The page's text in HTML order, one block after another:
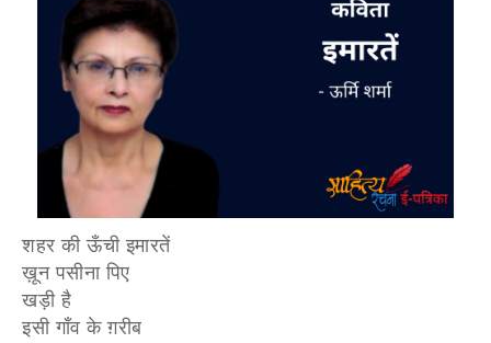
शहर की ऊँची इमारतें
ख़ून पसीना पिए
खड़ी है
इसी गाँव के ग़रीब